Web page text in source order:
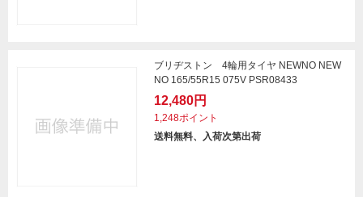
ブリヂストン 4輪用タイヤ NEWNO NEW
NO 165/55R15 075V PSR08433
12,480円
1,248ポイント
送料無料、入荷次第出荷